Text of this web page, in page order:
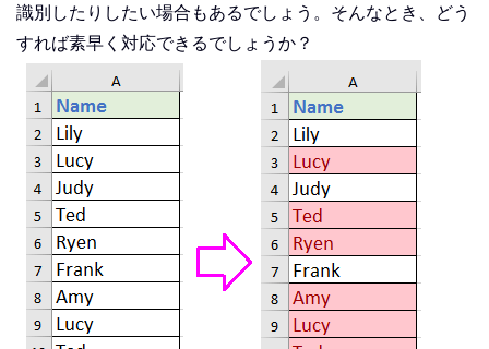
識別したりしたい場合もあるでしょう。そんなとき、どう
すれば素早く対応できるでしょうか？